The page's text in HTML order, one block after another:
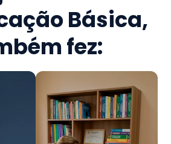
Básica,
fez: